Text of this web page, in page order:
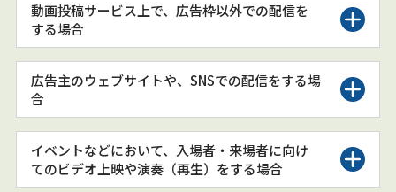
動画投稿サービス上で、広告枠以外での配信を
する場合
広告主のウェブサイトや、SNSでの配信をする場
合
イベントなどにおいて、入場者・来場者に向け
てのビデオ上映や演奏（再生）をする場合